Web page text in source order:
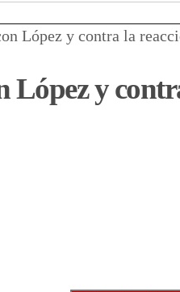
López y contra la
López y